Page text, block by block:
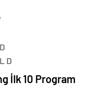
D
İlk 10 Program